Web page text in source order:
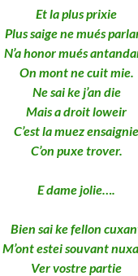
Et la plus prixie
Plus saige ne mués
N’a honor mués
On mont ne cuit mie.
Ne sai ke j’an die
Mais a droit loweir
C’est la muez ensaignie
C’on puxe trover.
E dame jolie….
Bien sai ke fellon
M’ont estei souvant
Ver vostre partie